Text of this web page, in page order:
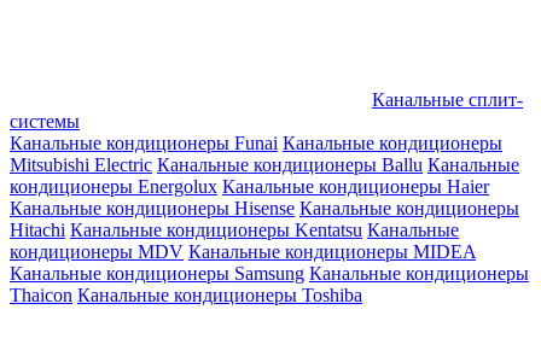
Канальные сплит-
системы
Канальные кондиционеры Funai Канальные кондиционеры
Mitsubishi Electric Канальные кондиционеры Ballu Канальные
кондиционеры Energolux Канальные кондиционеры Haier
Канальные кондиционеры Hisense Канальные кондиционеры
Hitachi Канальные кондиционеры Kentatsu Канальные
кондиционеры MDV Канальные кондиционеры MIDEA
Канальные кондиционеры Samsung Канальные кондиционеры
Thaicon Канальные кондиционеры Toshiba